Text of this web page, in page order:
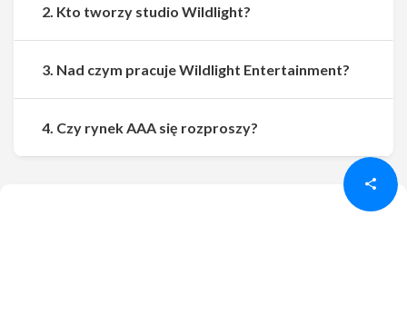
Udostępnij
2. Kto tworzy studio Wildlight?
3. Nad czym pracuje Wildlight Entertainment?
4. Czy rynek AAA się rozproszy?